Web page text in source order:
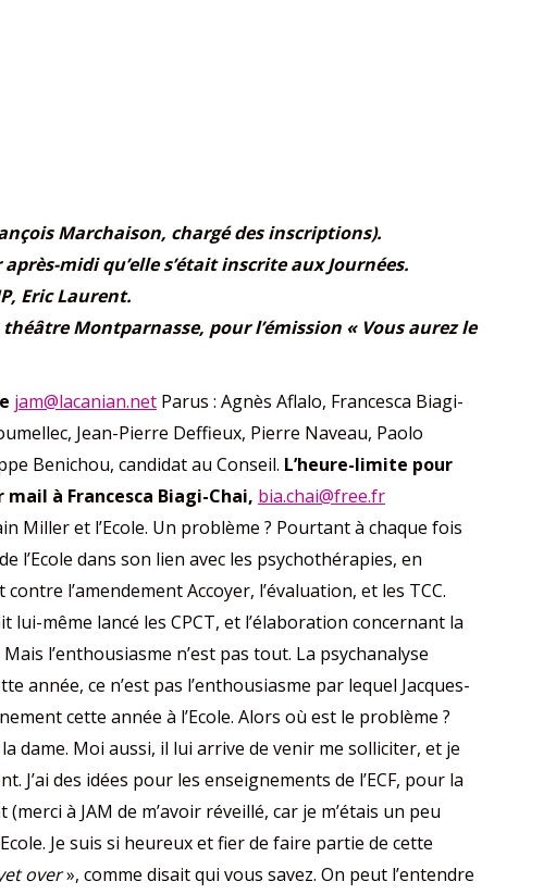
Marchaison, chargé des inscriptions).
midi qu’elle s’était inscrite aux Journées.
Eric Laurent.
Montparnasse, pour l’émission « Vous aurez le
jam@lacanian.net Parus : Agnès Aflalo, Francesca Biagi-
Jean-Pierre Deffieux, Pierre Naveau, Paolo
Benichou, candidat au Conseil. L’heure-limite pour
à Francesca Biagi-Chai, bia.chai@free.fr
Miller et l’Ecole. Un problème ? Pourtant à chaque fois
l’Ecole dans son lien avec les psychothérapies, en
l’amendement Accoyer, l’évaluation, et les TCC.
lui-même lancé les CPCT, et l’élaboration concernant la
l’enthousiasme n’est pas tout. La psychanalyse
année, ce n’est pas l’enthousiasme par lequel Jacques-
cette année à l’Ecole. Alors où est le problème ?
dame. Moi aussi, il lui arrive de venir me solliciter, et je
J’ai des idées pour les enseignements de l’ECF, pour la
à JAM de m’avoir réveillé, car je m’étais un peu
Je suis si heureux et fier de faire partie de cette
over», comme disait qui vous savez. On peut l’entendre